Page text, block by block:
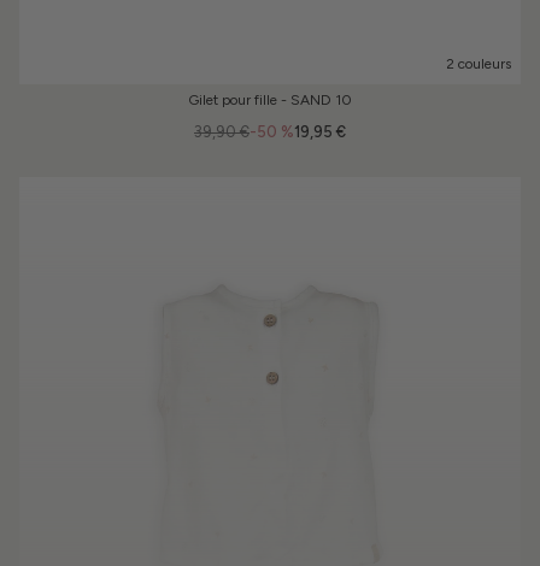
2 couleurs
Gilet pour fille - SAND 10
-50 %
39,90 € 19,95 €